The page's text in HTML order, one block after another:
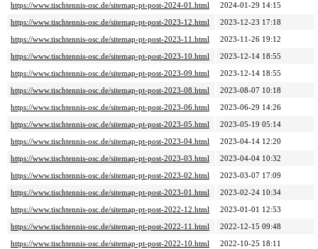
https://www.tischtennis-osc.de/sitemap-pt-post-2024-01.html
2024-01-29 14:15
https://www.tischtennis-osc.de/sitemap-pt-post-2023-12.html
2023-12-23 17:18
https://www.tischtennis-osc.de/sitemap-pt-post-2023-11.html
2023-11-26 19:12
https://www.tischtennis-osc.de/sitemap-pt-post-2023-10.html
2023-12-14 18:55
https://www.tischtennis-osc.de/sitemap-pt-post-2023-09.html
2023-12-14 18:55
https://www.tischtennis-osc.de/sitemap-pt-post-2023-08.html
2023-08-07 10:18
https://www.tischtennis-osc.de/sitemap-pt-post-2023-06.html
2023-06-29 14:26
https://www.tischtennis-osc.de/sitemap-pt-post-2023-05.html
2023-05-19 05:14
https://www.tischtennis-osc.de/sitemap-pt-post-2023-04.html
2023-04-14 12:20
https://www.tischtennis-osc.de/sitemap-pt-post-2023-03.html
2023-04-04 10:32
https://www.tischtennis-osc.de/sitemap-pt-post-2023-02.html
2023-03-07 17:09
https://www.tischtennis-osc.de/sitemap-pt-post-2023-01.html
2023-02-24 10:34
https://www.tischtennis-osc.de/sitemap-pt-post-2022-12.html
2023-01-01 12:53
https://www.tischtennis-osc.de/sitemap-pt-post-2022-11.html
2022-12-15 09:48
https://www.tischtennis-osc.de/sitemap-pt-post-2022-10.html
2022-10-25 18:11